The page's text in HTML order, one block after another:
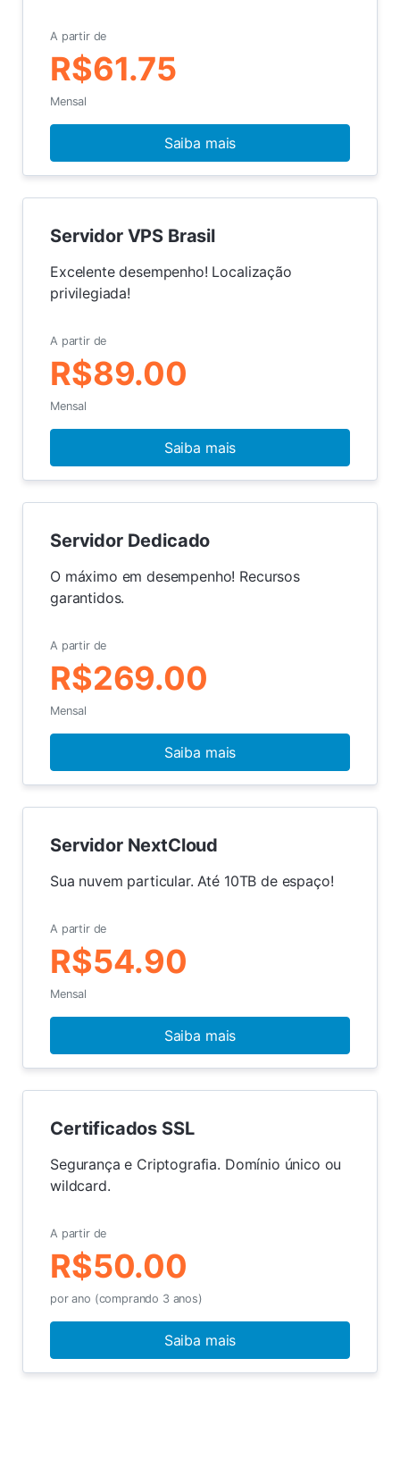
A partir de
R$61.75
Mensal
Saiba mais
Servidor VPS Brasil
Excelente desempenho! Localização
privilegiada!
A partir de
R$89.00
Mensal
Saiba mais
Servidor Dedicado
O máximo em desempenho! Recursos
garantidos.
A partir de
R$269.00
Mensal
Saiba mais
Servidor NextCloud
Sua nuvem particular. Até 10TB de espaço!
A partir de
R$54.90
Mensal
Saiba mais
Certificados SSL
Segurança e Criptografia. Domínio único ou
wildcard.
A partir de
R$50.00
por ano (comprando 3 anos)
Saiba mais